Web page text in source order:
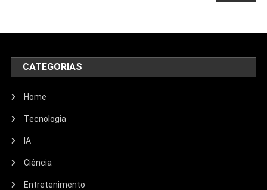
CATEGORIAS
Home
Tecnologia
IA
Ciência
Entretenimento